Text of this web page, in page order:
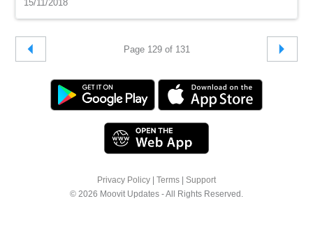
15/11/2018
Page 129 of 131
Privacy Policy Terms
Support
© 2026 Moovit Updates - All Rights Reserved.